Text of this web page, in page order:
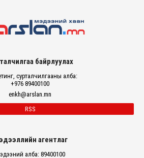
байрлуулах
сурталчилгааны алба:
+976 89400100
enkh@arslan.mn
RSS
агентлаг
алба: 89400100